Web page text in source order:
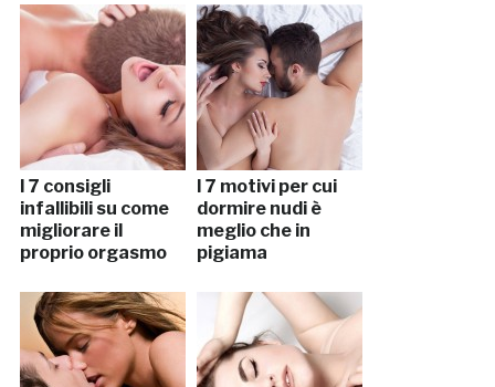
I 7 consigli
infallibili su come
migliorare il
proprio orgasmo
I 7 motivi per cui
dormire nudi è
meglio che in
pigiama